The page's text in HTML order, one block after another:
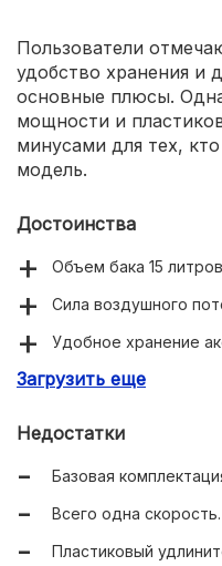
Пользователи
удобство хранения и
основные плюсы.
мощности и
минусами для тех,
модель.
Достоинства
Объем бака 15
Сила воздушного
Удобное хранение
Подходит для сухой
Загрузить еще
Недостатки
Базовая
Всего одна скорость.
Пластиковый